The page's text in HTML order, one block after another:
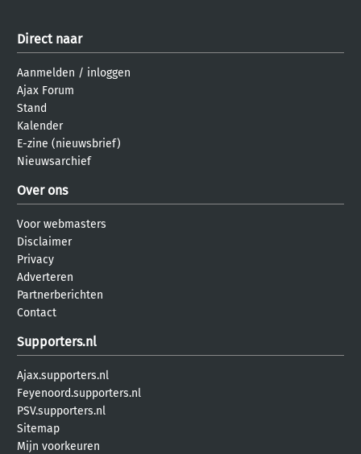
Direct naar
Aanmelden / inloggen
Ajax Forum
Stand
Kalender
E-zine (nieuwsbrief)
Nieuwsarchief
Over ons
Voor webmasters
Disclaimer
Privacy
Adverteren
Partnerberichten
Contact
Supporters.nl
Ajax.supporters.nl
Feyenoord.supporters.nl
PSV.supporters.nl
Sitemap
Mijn voorkeuren